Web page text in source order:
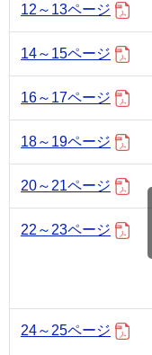
12～13ページ
14～15ページ
16～17ページ
18～19ページ
20～21ページ
22～23ページ
24～25ページ